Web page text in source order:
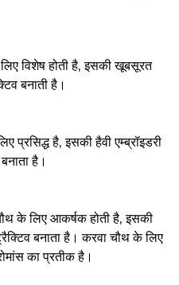
विशेष होती है, इसकी खूबसूरत
बनाती है।
प्रसिद्ध है, इसकी हैवी एम्ब्रॉइडरी
है।
के लिए आकर्षक होती है, इसकी
बनाता है। करवा चौथ के लिए
का प्रतीक है।